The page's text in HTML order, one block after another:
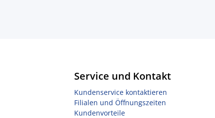
Service und Kontakt
Kundenservice kontaktieren
Filialen und Öffnungszeiten
Kundenvorteile